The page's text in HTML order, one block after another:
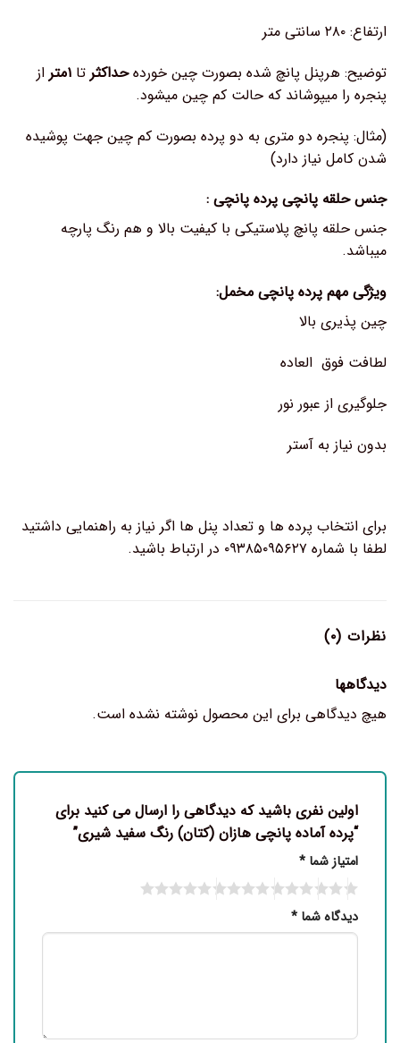
ارتفاع: ۲۸۰ سانتی متر
توضیح: هرپنل پانچ شده بصورت چین خوردهحداکثر تا ۱متر
از
پنجره را میپوشاند که حالت کم چین میشود.
(مثال: پنجره دو متری به دو پرده بصورت کم چین جهت پوشیده
شدن کامل نیاز دارد)
جنس حلقه پانچی پرده پانچی :
جنس حلقه پانچ پلاستیکی با کیفیت بالا و هم رنگ پارچه
میباشد.
ویژگی مهم پرده پانچی مخمل:
چین پذیری بالا
لطافت فوق العاده
جلوگیری از عبور نور
بدون نیاز به آستر
برای انتخاب پرده ها و تعداد پنل ها اگر نیاز به راهنمایی داشتید
لطفا با شماره ۰۹۳۸۵۰۹۵۶۲۷ در ارتباط باشید.
نظرات (۰)
دیدگاهها
هیچ دیدگاهی برای این محصول نوشته نشده است.
اولین نفری باشید که دیدگاهی را ارسال می کنید برای
“پرده آماده پانچی هازان (کتان) رنگ سفید شیری”
امتیاز شما *
دیدگاه شما *